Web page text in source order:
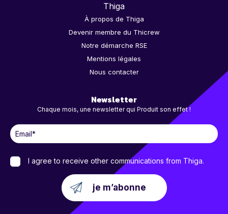
Thiga
À propos de Thiga
Devenir membre du Thicrew
Notre démarche RSE
Mentions légales
Nous contacter
Newsletter
Chaque mois, une newsletter qui Produit son effet !
I agree to receive other communications from Thiga.